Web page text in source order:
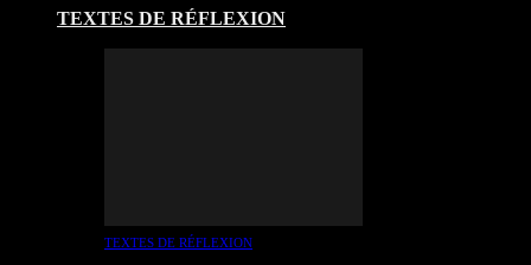
TEXTES DE RÉFLEXION
TEXTES DE RÉFLEXION